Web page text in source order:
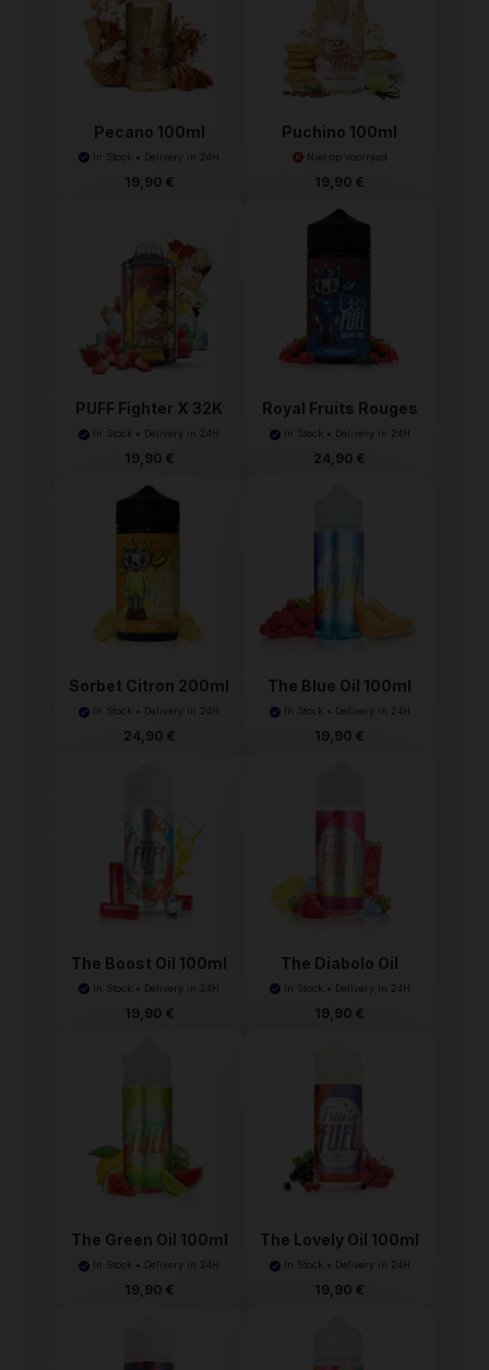
Pecano 100ml
Graham Fuel
In Stock • Delivery in 24H
19,90 €
Puchino 100ml
Graham Fuel
Niet op voorraad
19,90 €
PUFF Fighter X 32K
In Stock • Delivery in 24H
19,90 €
Royal Fruits Rouges
20...
In Stock • Delivery in 24H
24,90 €
Sorbet Citron 200ml
Bi...
In Stock • Delivery in 24H
24,90 €
The Blue Oil 100ml
Fru...
In Stock • Delivery in 24H
19,90 €
The Boost Oil 100ml
Fr...
In Stock • Delivery in 24H
19,90 €
The Diabolo Oil
100ml ...
In Stock • Delivery in 24H
19,90 €
The Green Oil 100ml
Fr...
In Stock • Delivery in 24H
19,90 €
The Lovely Oil 100ml
F...
In Stock • Delivery in 24H
19,90 €